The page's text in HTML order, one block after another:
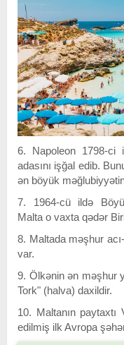
6. Napoleon 1798-ci
adasını işğal edib.
ən böyük
7. 1964-cü ildə
Malta o vaxta qədər
8. Maltada məşhur
var.
9. Ölkənin ən məşhur
Tork" (halva) daxildir.
10. Maltanın
edilmiş ilk Avropa